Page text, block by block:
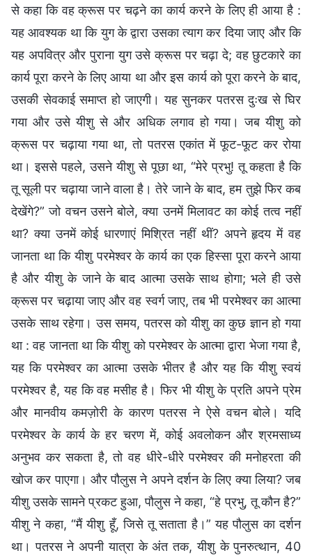
से कहा कि वह क्रूस पर चढ़ने का कार्य करने के लिए ही आया है :
यह आवश्यक था कि युग के द्वारा उसका त्याग कर दिया जाए और कि
यह अपवित्र और पुराना युग उसे क्रूस पर चढ़ा दे; वह छुटकारे का
कार्य पूरा करने के लिए आया था और इस कार्य को पूरा करने के बाद,
उसकी सेवकाई समाप्त हो जाएगी। यह सुनकर पतरस दुःख से घिर
गया और उसे यीशु से और अधिक लगाव हो गया। जब यीशु को
क्रूस पर चढ़ाया गया था, तो पतरस एकांत में फूट-फूट कर रोया
था। इससे पहले, उसने यीशु से पूछा था, “मेरे प्रभु! तू कहता है कि
तू सूली पर चढ़ाया जाने वाला है। तेरे जाने के बाद, हम तुझे फिर कब
देखेंगे?” जो वचन उसने बोले, क्या उनमें मिलावट का कोई तत्व नहीं
था? क्या उनमें कोई धारणाएं मिश्रित नहीं थीं? अपने हृदय में वह
जानता था कि यीशु परमेश्वर के कार्य का एक हिस्सा पूरा करने आया
है और यीशु के जाने के बाद आत्मा उसके साथ होगा; भले ही उसे
क्रूस पर चढ़ाया जाए और वह स्वर्ग जाए, तब भी परमेश्वर का आत्मा
उसके साथ रहेगा। उस समय, पतरस को यीशु का कुछ ज्ञान हो गया
था : वह जानता था कि यीशु को परमेश्वर के आत्मा द्वारा भेजा गया है,
यह कि परमेश्वर का आत्मा उसके भीतर है और यह कि यीशु स्वयं
परमेश्वर है, यह कि वह मसीह है। फिर भी यीशु के प्रति अपने प्रेम
और मानवीय कमज़ोरी के कारण पतरस ने ऐसे वचन बोले। यदि
परमेश्वर के कार्य के हर चरण में, कोई अवलोकन और श्रमसाध्य
अनुभव कर सकता है, तो वह धीरे-धीरे परमेश्वर की मनोहरता की
खोज कर पाएगा। और पौलुस ने अपने दर्शन के लिए क्या लिया? जब
यीशु उसके सामने प्रकट हुआ, पौलुस ने कहा, “हे प्रभु, तू कौन है?”
यीशु ने कहा, “मैं यीशु हूँ, जिसे तू सताता है।” यह पौलुस का दर्शन
था। पतरस ने अपनी यात्रा के अंत तक, यीशु के पुनरुत्थान, 40